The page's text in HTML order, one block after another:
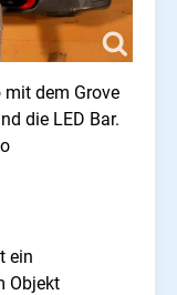
mit dem Grove
die LED Bar.
ein
Objekt